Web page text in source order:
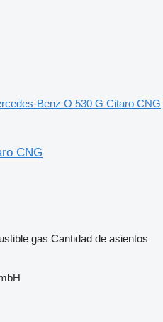
Benz O 530 G Citaro CNG
CNG
gas Cantidad de asientos